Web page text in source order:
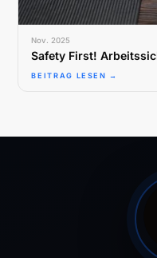
Nov. 2025
Safety First!
BEITRAG LESEN →